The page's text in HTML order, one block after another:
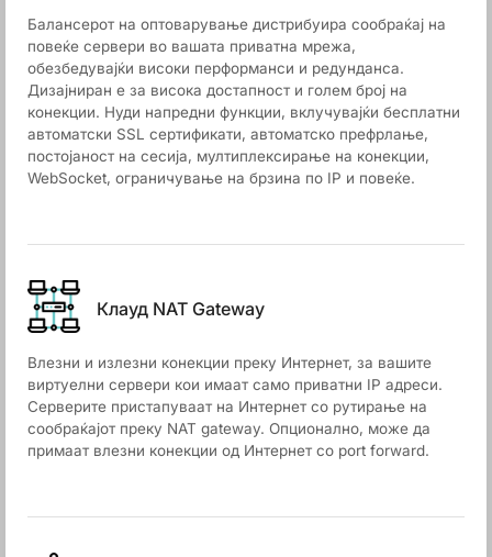
Балансерот на оптоварување дистрибуира сообраќај на
повеќе сервери во вашата приватна мрежа,
обезбедувајќи високи перформанси и редунданса.
Дизајниран е за висока достапност и голем број на
конекции. Нуди напредни функции, вклучувајќи бесплатни
автоматски SSL сертификати, автоматско префрлање,
постојаност на сесија, мултиплексирање на конекции,
WebSocket, ограничување на брзина по IP и повеќе.
Клауд NAT Gateway
Влезни и излезни конекции преку Интернет, за вашите
виртуелни сервери кои имаат само приватни IP адреси.
Серверите пристапуваат на Интернет со рутирање на
сообраќајот преку NAT gateway. Опционално, може да
примаат влезни конекции од Интернет со port forward.